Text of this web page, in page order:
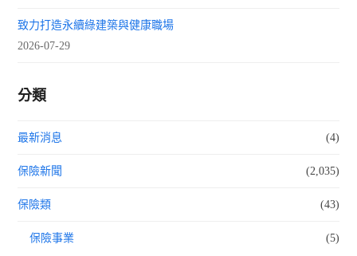
致力打造永續綠建築與健康職場
2026-07-29
分類
最新消息 (4)
保險新聞 (2,035)
保險類 (43)
保險事業 (5)